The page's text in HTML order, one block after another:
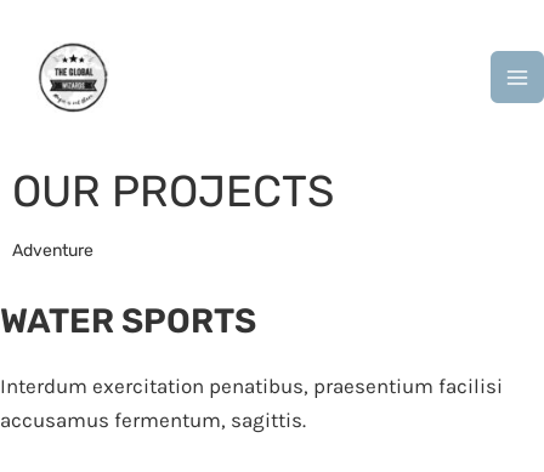
content
OUR PROJECTS
Adventure
WATER SPORTS
Interdum exercitation penatibus, praesentium facilisi
accusamus fermentum, sagittis.